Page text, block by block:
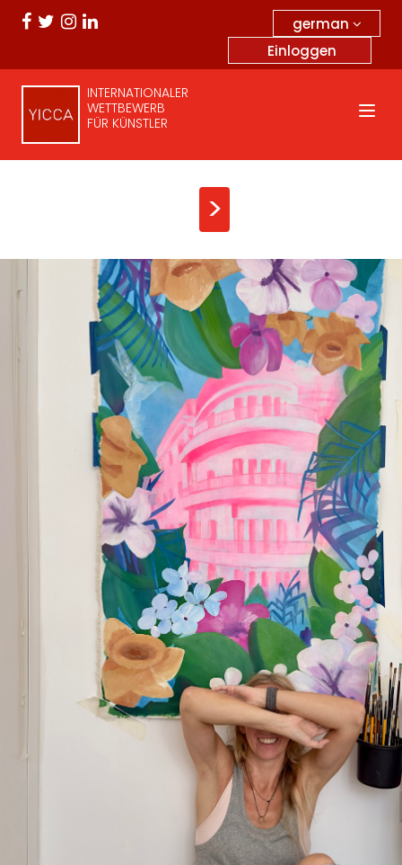
german
Einloggen
INTERNATIONALER
WETTBEWERB
FÜR KÜNSTLER
>